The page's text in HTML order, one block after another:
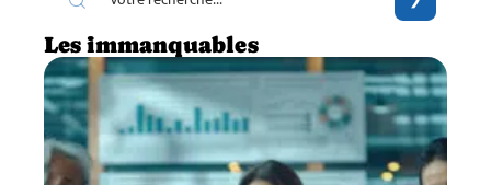
Les immanquables